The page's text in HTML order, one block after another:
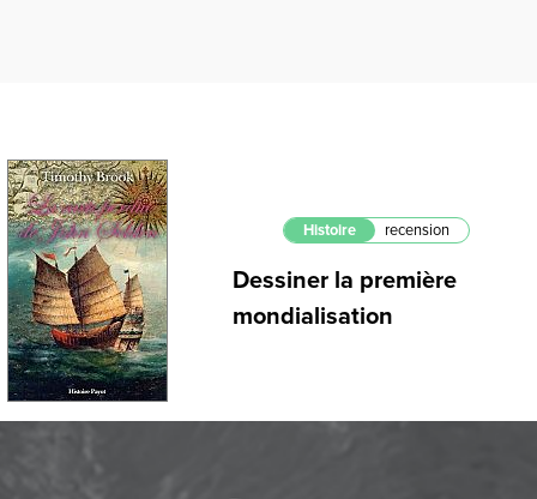
Histoire recension
Dessiner la première
mondialisation